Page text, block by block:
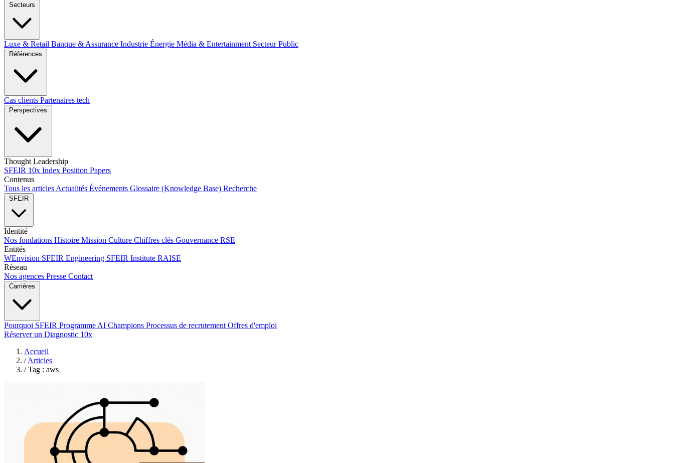
Secteurs
Luxe & Retail Banque & Assurance Industrie Énergie Média & Entertainment Secteur Public
Références
Cas clients Partenaires tech
Perspectives
Thought Leadership
SFEIR 10x Index Position Papers
Contenus
Tous les articles Actualités Événements Glossaire (Knowledge Base) Recherche
SFEIR
Identité
Nos fondations Histoire Mission Culture Chiffres clés Gouvernance RSE
Entités
WEnvision SFEIR Engineering SFEIR Institute RAISE
Réseau
Nos agences Presse Contact
Carrières
Pourquoi SFEIR Programme AI Champions Processus de recrutement Offres d'emploi
Réserver un Diagnostic 10x
Accueil
/ Articles
/ Tag : aws